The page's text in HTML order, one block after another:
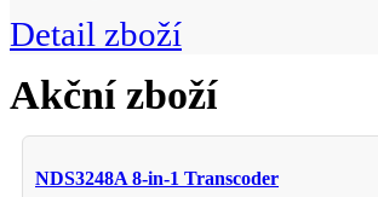
Detail zboží
Akční zboží
NDS3248A 8-in-1 Transcoder